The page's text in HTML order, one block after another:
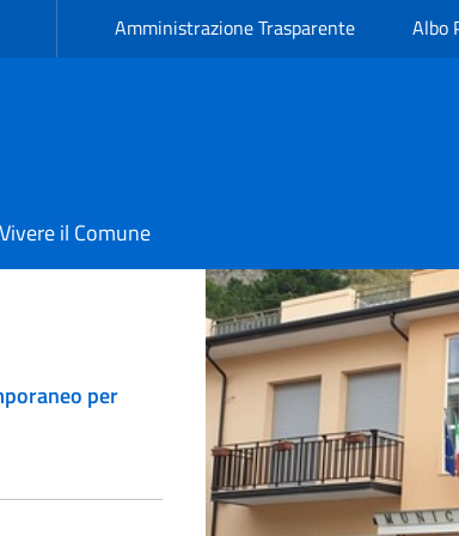
Amministrazione Trasparente Albo
Vivere il Comune
per